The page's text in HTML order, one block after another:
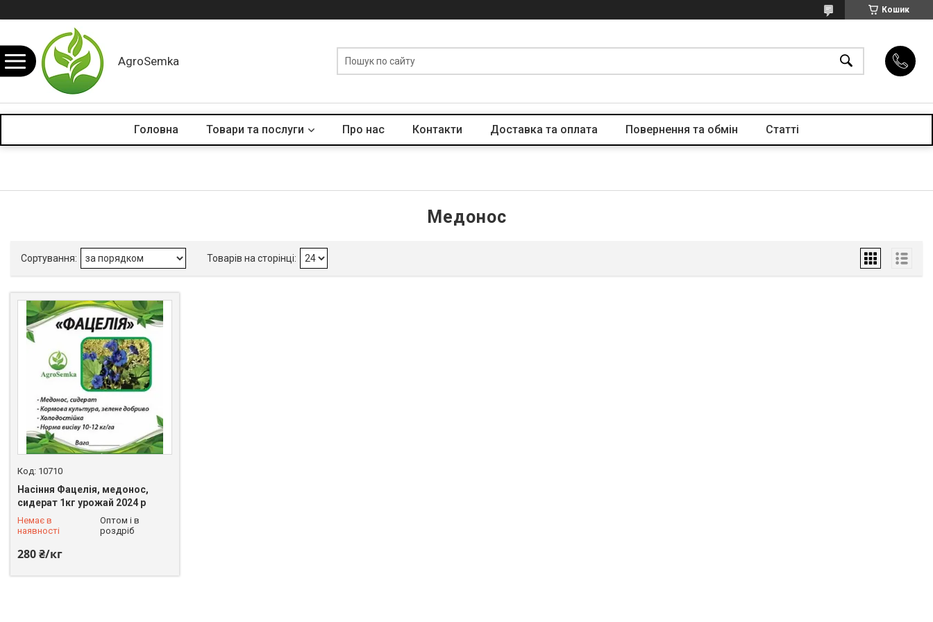
Кошик
AgroSemka
Головна Товари та послуги Про нас Контакти Доставка та оплата Повернення та обмін Статті
Медонос
10710
Насіння Фацелія, медонос,
сидерат 1кг урожай 2024 р
Немає в
наявності
Оптом і в
роздріб
280 ₴/кг
+380 (68) 258-06-35